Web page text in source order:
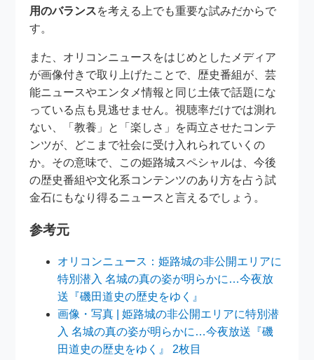
用のバランスを考える上でも重要な試みだからで
す。
また、オリコンニュースをはじめとしたメディア
が画像付きで取り上げたことで、歴史番組が、芸
能ニュースやエンタメ情報と同じ土俵で話題にな
っている点も見逃せません。視聴率だけでは測れ
ない、「教養」と「楽しさ」を両立させたコンテ
ンツが、どこまで社会に受け入れられていくの
か。その意味で、この姫路城スペシャルは、今後
の歴史番組や文化系コンテンツのあり方を占う試
金石にもなり得るニュースと言えるでしょう。
参考元
オリコンニュース：姫路城の非公開エリアに
特別潜入 名城の真の姿が明らかに…今夜放
送『磯田道史の歴史をゆく』
画像・写真 | 姫路城の非公開エリアに特別潜
入 名城の真の姿が明らかに…今夜放送『磯
田道史の歴史をゆく』 2枚目